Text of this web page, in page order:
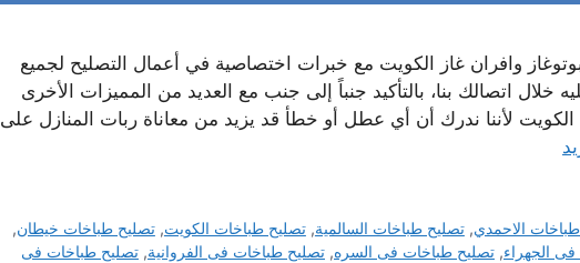
وافران غاز الكويت مع خبرات اختصاصية في أعمال التصليح لجميع
خلال اتصالك بنا، بالتأكيد جنباً إلى جنب مع العديد من المميزات الأخرى
لأننا ندرك أن أي عطل أو خطأ قد يزيد من معاناة ربات المنازل على
الاحمدي,تصليح طباخات السالمية,تصليح طباخات الكويت,تصليح طباخات خيطان,
الجهراء, تصليح طباخات فى السره, تصليح طباخات فى الفروانية, تصليح طباخات فى